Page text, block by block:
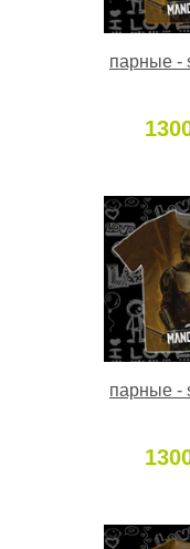
парные -
парные -